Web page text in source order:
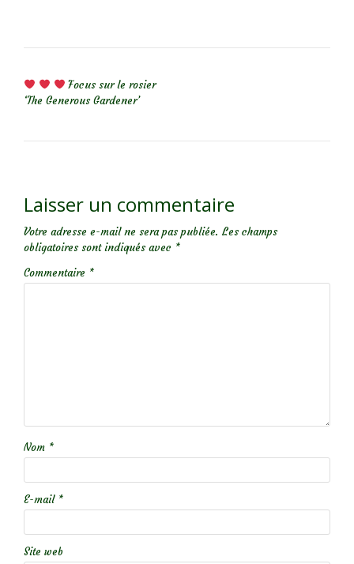
Focus sur le rosier
‘The Generous Gardener’
Laisser un commentaire
Votre adresse e-mail ne sera pas publiée. Les champs
obligatoires sont indiqués avec *
Commentaire *
Nom *
E-mail *
Site web